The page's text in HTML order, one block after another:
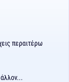
περαιτέρω